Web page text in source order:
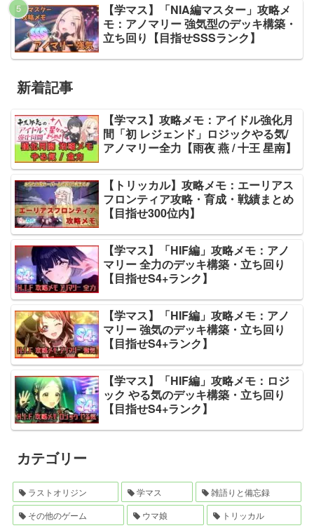
【学マス】「NIA編マスター」攻略メ
モ：アノマリー 強気型のデッキ構築・
立ち回り【目指せSSSランク】
新着記事
【学マス】攻略メモ：アイドル強化月
間「初 レジェンド」ロジックやる気/
アノマリー全力【雨夜 燕 / 十王 星南】
【トリッカル】攻略メモ：エーリアス
フロンティア攻略・育成・戦績まとめ
【目指せ300位内】
【学マス】「HIF編」攻略メモ：アノ
マリー 全力のデッキ構築・立ち回り
【目指せS4+ランク】
【学マス】「HIF編」攻略メモ：アノ
マリー 強気のデッキ構築・立ち回り
【目指せS4+ランク】
【学マス】「HIF編」攻略メモ：ロジ
ック やる気のデッキ構築・立ち回り
【目指せS4+ランク】
カテゴリー
ラストオリジン 学マス
雑語りと備忘録
その他のゲーム
ウマ娘 トリッカル